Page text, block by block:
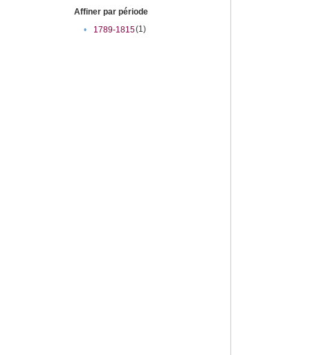
Affiner par période
•
1789-1815(1)